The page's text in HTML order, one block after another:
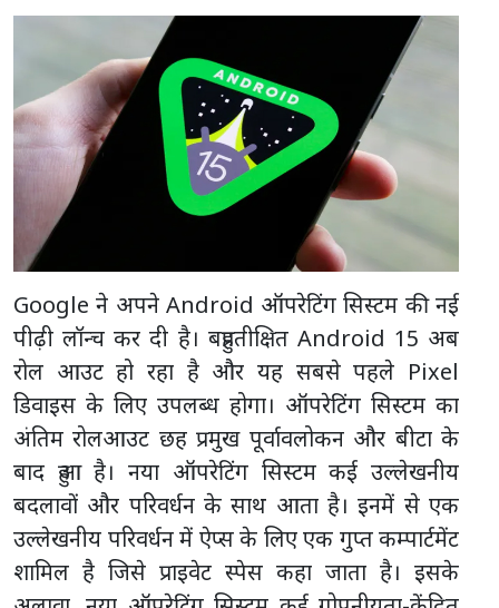
Google ने अपने Android ऑपरेटिंग सिस्टम की नई
पीढ़ी लॉन्च कर दी है। बहुप्रतीक्षित Android 15 अब
रोल आउट हो रहा है और यह सबसे पहले Pixel
डिवाइस के लिए उपलब्ध होगा। ऑपरेटिंग सिस्टम का
अंतिम रोलआउट छह प्रमुख पूर्वावलोकन और बीटा के
बाद हुआ है। नया ऑपरेटिंग सिस्टम कई उल्लेखनीय
बदलावों और परिवर्धन के साथ आता है। इनमें से एक
उल्लेखनीय परिवर्धन में ऐप्स के लिए एक गुप्त कम्पार्टमेंट
शामिल है जिसे प्राइवेट स्पेस कहा जाता है। इसके